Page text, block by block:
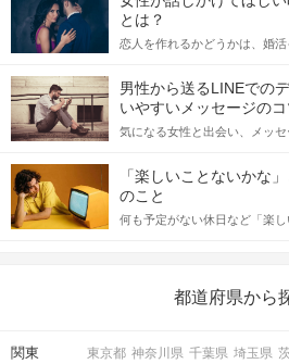
とは？
恋人を作れるかどうかは、婚
てアプローチできるかにも左
格的に始めようとしている方
をしっかりと理解し、正しい
記事では、女性が話しかけて
合にどのような行動に繋げる
男性から送るLINEでの
いやすいメッセージのコ
気になる女性と出会い、メッ
しかし、中には「どう誘った
っしゃるのではないでしょう
送るLINEでのデートの誘い方
えながら解説するので、ぜひ参
「楽しいことないかな
のこと
何も予定がない休日など「楽
の楽しいことアイデアを集め
都道府県から
関東 東京都 神奈川県 千葉県 埼玉県